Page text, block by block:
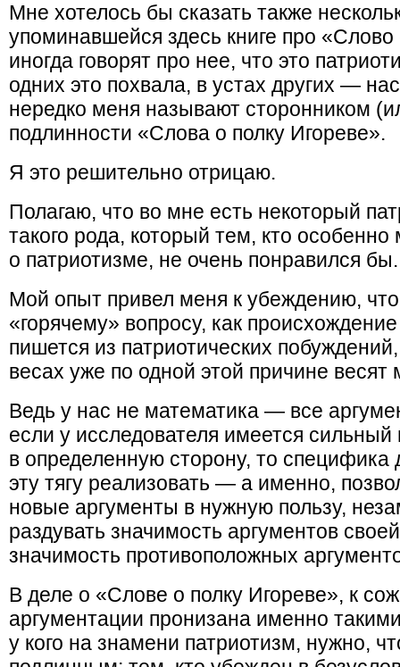
Мне хотелось бы сказать также
упоминавшейся здесь книге про
иногда говорят про нее, что это
одних это похвала, в устах других —
нередко меня называют сторонником
подлинности «Слова о полку Игореве».
Я это решительно отрицаю.
Полагаю, что во мне есть некоторый
такого рода, который тем, кто особенно
о патриотизме, не очень понравился бы.
Мой опыт привел меня к убеждению, что
«горячему» вопросу, как
пишется из патриотических
весах уже по одной этой причине
Ведь у нас не математика — все
если у исследователя имеется
в определенную сторону, то специфика
эту тягу реализовать — а именно,
новые аргументы в нужную пользу,
раздувать значимость аргументов
значимость противоположных
В деле о «Слове о полку Игореве», к
аргументации пронизана именно
у кого на знамени патриотизм, нужно,